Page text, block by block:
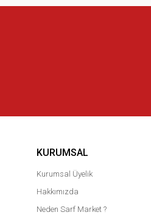
KURUMSAL
Kurumsal Üyelik
Hakkımızda
Neden Sarf Market ?